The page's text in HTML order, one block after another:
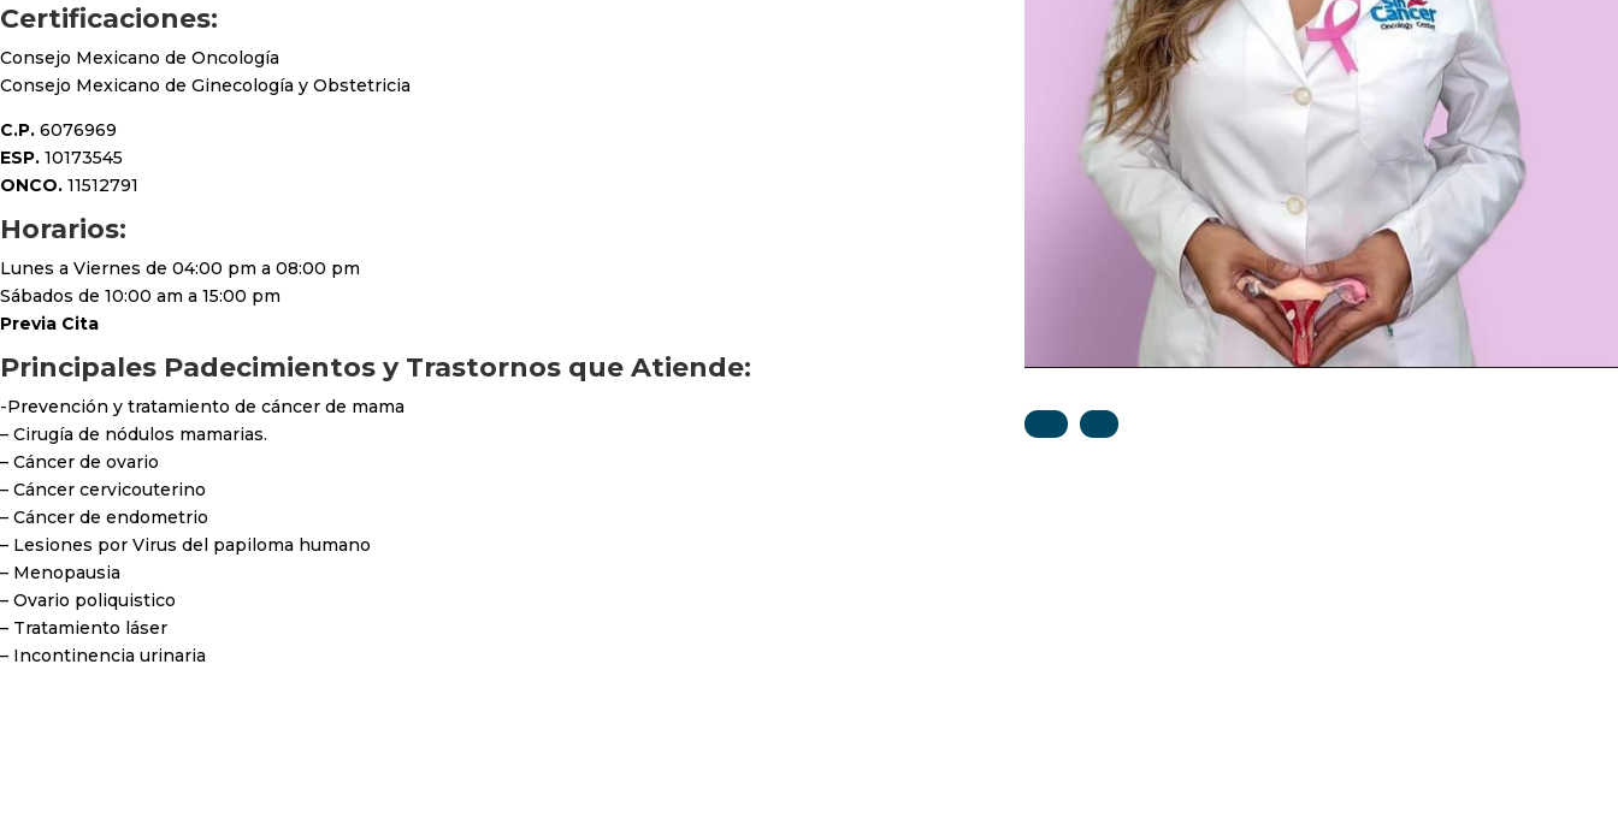
Certificaciones:
Consejo Mexicano de Oncología
Consejo Mexicano de Ginecología y Obstetricia
C.P. 6076969
ESP. 10173545
ONCO. 11512791
Horarios:
Lunes a Viernes de 04:00 pm a 08:00 pm
Sábados de 10:00 am a 15:00 pm
Previa Cita
Principales Padecimientos y Trastornos que Atiende:
-Prevención y tratamiento de cáncer de mama
– Cirugía de nódulos mamarias.
– Cáncer de ovario
– Cáncer cervicouterino
– Cáncer de endometrio
– Lesiones por Virus del papiloma humano
– Menopausia
– Ovario poliquistico
– Tratamiento láser
– Incontinencia urinaria